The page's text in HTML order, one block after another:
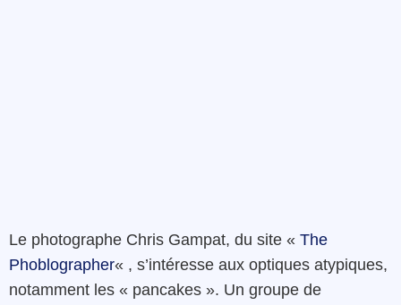
Le photographe Chris Gampat, du site « The
Phoblographer« , s’intéresse aux optiques atypiques,
notamment les « pancakes ». Un groupe de